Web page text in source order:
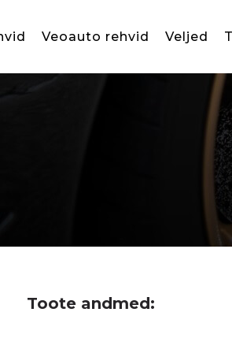
Veoauto rehvid Veljed
Toote andmed: